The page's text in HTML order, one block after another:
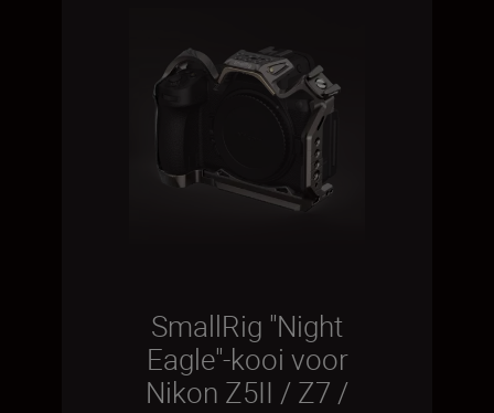
SmallRig "Night
Eagle"-kooi voor
Nikon Z5II / Z7 /